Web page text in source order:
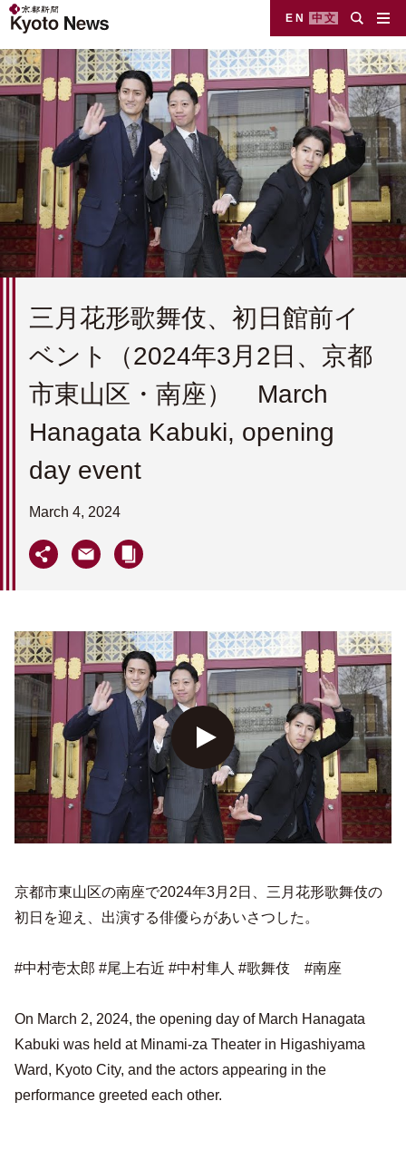
EN 中文
三月花形歌舞伎、初日館前イ
ベント（2024年3月2日、京都
市東山区・南座） March
Hanagata Kabuki, opening
day event
March 4, 2024
京都市東山区の南座で2024年3月2日、三月花形歌舞伎の
初日を迎え、出演する俳優らがあいさつした。
#中村壱太郎 #尾上右近 #中村隼人 #歌舞伎 #南座
On March 2, 2024, the opening day of March Hanagata
Kabuki was held at Minami-za Theater in Higashiyama
Ward, Kyoto City, and the actors appearing in the
performance greeted each other.